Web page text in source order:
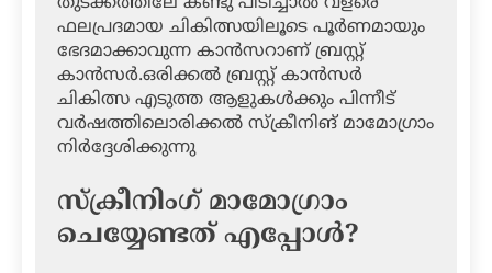
ഫലപ്രദമായ ചികിത്സയിലൂടെ പൂര്‍ണമായും
ഭേദമാക്കാവുന്ന കാന്‍സറാണ് ബ്രസ്റ്റ്
കാന്‍സര്‍.ഒരിക്കല്‍ ബ്രസ്റ്റ് കാന്‍സര്‍
ചികിത്സ എടുത്ത ആളുകള്‍ക്കും പിന്നീട്
വര്‍ഷത്തിലൊരിക്കല്‍ സ്‌ക്രീനിങ് മാമോഗ്രാം
നിര്‍ദ്ദേശിക്കുന്നു
സ്‌ക്രീനിംഗ് മാമോഗ്രാം
ചെയ്യേണ്ടത് എപ്പോള്‍?